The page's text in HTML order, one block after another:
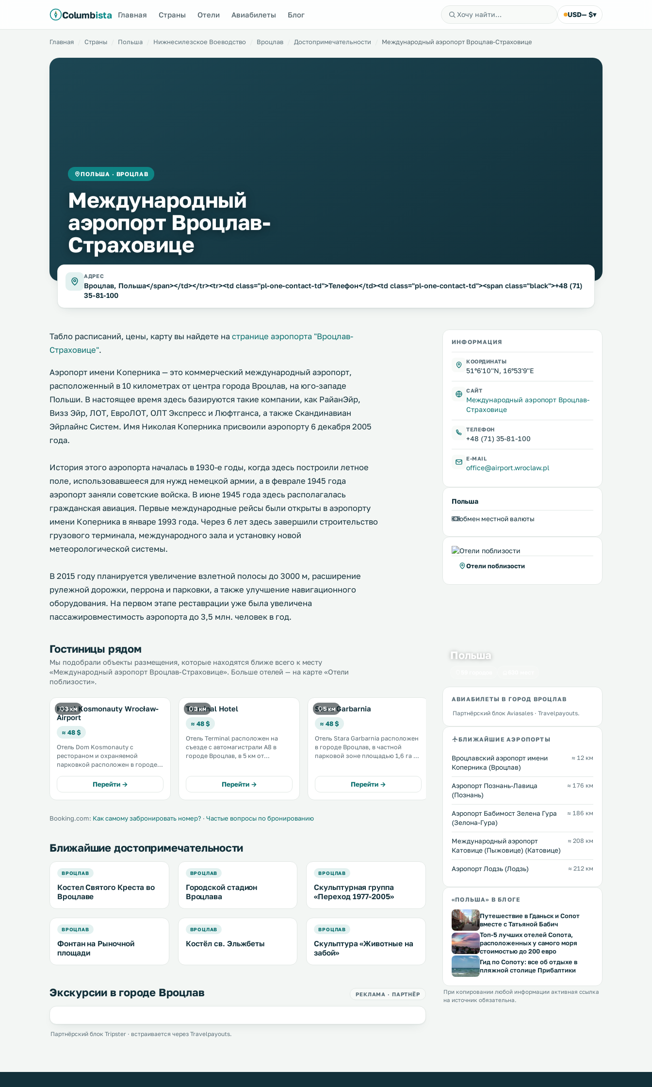
Columbista Главная Страны Отели Авиабилеты Блог USD— $▾
Главная Страны Польша Нижнесилезское Воеводство Вроцлав Достопримечательности Международный аэропорт Вроцлав-Страховице
ПОЛЬША · ВРОЦЛАВ
Международный
аэропорт Вроцлав-
Страховице
АДРЕС
Вроцлав, Польша</span></td></tr><tr><td class="pl-one-contact-td">Телефон</td><td class="pl-one-contact-td"><span class="black">+48 (71)
35-81-100
Табло расписаний, цены, карту вы найдете на странице аэропорта "Вроцлав-
Страховице".
Аэропорт имени Коперника — это коммерческий международный аэропорт,
расположенный в 10 километрах от центра города Вроцлав, на юго-западе
Польши. В настоящее время здесь базируются такие компании, как РайанЭйр,
Визз Эйр, ЛОТ, ЕвроЛОТ, ОЛТ Экспресс и Люфтганса, а также Скандинавиан
Эйрлайнс Систем. Имя Николая Коперника присвоили аэропорту 6 декабря 2005
года.
История этого аэропорта началась в 1930-е годы, когда здесь построили летное
поле, использовавшееся для нужд немецкой армии, а в феврале 1945 года
аэропорт заняли советские войска. В июне 1945 года здесь располагалась
гражданская авиация. Первые международные рейсы были открыты в аэропорту
имени Коперника в январе 1993 года. Через 6 лет здесь завершили строительство
грузового терминала, международного зала и установку новой
метеорологической системы.
В 2015 году планируется увеличение взлетной полосы до 3000 м, расширение
рулежной дорожки, перрона и парковки, а также улучшение навигационного
оборудования. На первом этапе реставрации уже была увеличена
пассажировместимость аэропорта до 3,5 млн. человек в год.
Гостиницы рядом
Мы подобрали объекты размещения, которые находятся ближе всего к месту
«Международный аэропорт Вроцлав-Страховице». Больше отелей — на карте «Отели
поблизости».
3 км
Hotel Kosmonauty Wrocław-
Airport
≈ 48 $
Отель Dom Kosmonauty с
рестораном и охраняемой
парковкой расположен в городе
аэропорта Вроцлава имени
Николая Коперника. К услугам
гостей бесплатный Wi-Fi. .
Перейти →
3 км
Terminal Hotel
≈ 48 $
Отель Terminal расположен на
съезде с автомагистрали A8 в
городе Вроцлав, в 5 км от
центр и банкетный зал. .
Перейти →
5 км
Stara Garbarnia
≈ 48 $
Отель Stara Garbarnia расположен
в городе Вроцлав, в частной
парковой зоне площадью 1,6 га на
рестораны, а от ближайшей
трамвайной остановки в 200
метрах можно доехать до центра
Перейти →
Гостевой дом Villa Paradiso с
террасой расположен в городе
Вроцлаве, область Нижняя
Силезия, в 3,1 км от
муниципального стадиона
Вроцлава. В некоторых номерах
обустроен гостиный уголок. .
Перейти →
32 … 105 $
отреставрированной
бесплатным Wi-Fi и ЖК-
парковка. .
Booking.com: Как самому забронировать номер? · Частые вопросы по бронированию
Ближайшие достопримечательности
ВРОЦЛАВ
Костел Святого Креста во
Вроцлаве
ВРОЦЛАВ
Городской стадион
Вроцлава
ВРОЦЛАВ
Скульптурная группа
«Переход 1977-2005»
ВРОЦЛАВ
Фонтан на Рыночной
площади
ВРОЦЛАВ
Костёл св. Эльжбеты
ВРОЦЛАВ
Скульптура «Животные на
забой»
Экскурсии в городе Вроцлав РЕКЛАМА · ПАРТНЁР
Партнёрский блок Tripster · встраивается через Travelpayouts.
ИНФОРМАЦИЯ
КООРДИНАТЫ
51°6'10''N, 16°53'9''E
САЙТ
Международный аэропорт Вроцлав-
Страховице
ТЕЛЕФОН
+48 (71) 35-81-100
E-MAIL
office@airport.wroclaw.pl
Польша
обмен местной валюты
Отели поблизости
Польша
АВИАБИЛЕТЫ В ГОРОД ВРОЦЛАВ
Партнёрский блок Aviasales · Travelpayouts.
БЛИЖАЙШИЕ АЭРОПОРТЫ
Вроцлавский аэропорт имени
Коперника (Вроцлав)
≈ 12 км
Аэропорт Познань-Лавица
(Познань)
≈ 176 км
Аэропорт Бабимост Зелена Гура
(Зелона-Гура)
≈ 186 км
Международный аэропорт
Катовице (Пыжовице) (Катовице)
≈ 208 км
Аэропорт Лодзь (Лодзь) ≈ 212 км
«ПОЛЬША» В БЛОГЕ
Путешествие в Гданьск и Сопот
вместе с Татьяной Бабич
Топ-5 лучших отелей Сопота,
расположенных у самого моря
стоимостью до 200 евро
Гид по Сопоту: все об отдыхе в
пляжной столице Прибалтики
При копировании любой информации активная ссылка
на источник обязательна.